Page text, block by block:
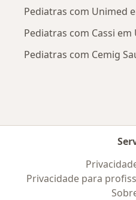
Pediatras com Unimed
Pediatras com Cassi em
Pediatras com Cemig
Privacidade para